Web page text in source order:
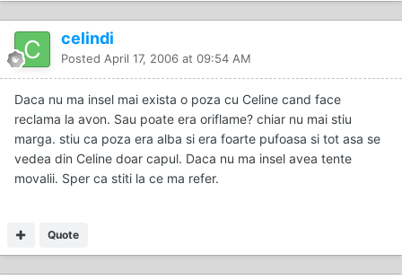
celindi
Posted April 17, 2006 at 09:54 AM
Daca nu ma insel mai exista o poza cu Celine cand face
reclama la avon. Sau poate era oriflame? chiar nu mai stiu
marga. stiu ca poza era alba si era foarte pufoasa si tot asa se
vedea din Celine doar capul. Daca nu ma insel avea tente
movalii. Sper ca stiti la ce ma refer.
Quote